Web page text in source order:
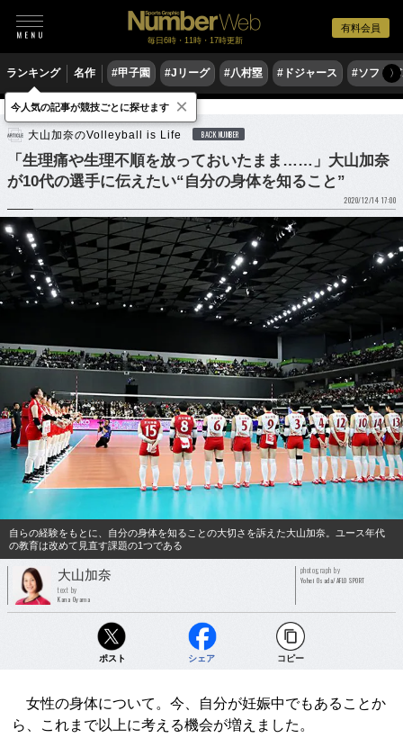
有料会員
毎日6時・11時・17時更新
ランキング 名作 #甲子園 #Jリーグ #八村塁 #ドジャース #ソフト〉
バレーボール
大山加奈のVolleyball is Life BACK NUMBER
「生理痛や生理不順を放っておいたまま……」大山加奈
が10代の選手に伝えたい“自分の身体を知ること”
2020/12/14 17:00
自らの経験をもとに、自分の身体を知ることの大切さを訴えた大山加奈。ユース年代
の教育は改めて見直す課題の1つである
大山加奈
text by
Kana Oyama
photograph by
Yohei Osada/AFLO SPORT
ポスト シェア コピー
女性の身体について。今、自分が妊娠中でもあることか
ら、これまで以上に考える機会が増えました。
今人気の記事が競技ごとに探せます ×